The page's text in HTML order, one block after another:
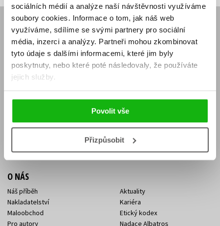
sociálních médií a analýze naší návštěvnosti využíváme
soubory cookies. Informace o tom, jak náš web
využíváme, sdílíme se svými partnery pro sociální
média, inzerci a analýzy. Partneři mohou zkombinovat
tyto údaje s dalšími informacemi, které jim byly
poskytnuty, nebo které poté následovaly, že používáte
jejich služby.
Povolit vše
Přizpůsobit
E-SHOP
Aktuality
Naši autoři
Obchodní podmínky
Jak nakoupit
Knižní novinky
Dárkové poukazy
Affiliate program
KONTAKTY
Sídlo společnosti
Kontakty Albatros Media
O NÁS
Náš příběh
Nakladatelství
Maloobchod
Pro autory
Aktuality
Kariéra
Etický kodex
Nadace Albatros